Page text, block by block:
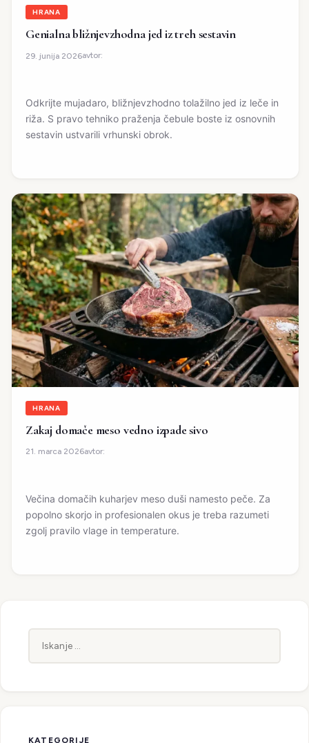
HRANA
Genialna bližnjevzhodna jed iz treh sestavin
29. junija 2026avtor:
Odkrijte mujadaro, bližnjevzhodno tolažilno jed iz leče in
riža. S pravo tehniko praženja čebule boste iz osnovnih
sestavin ustvarili vrhunski obrok.
HRANA
Zakaj domače meso vedno izpade sivo
21. marca 2026avtor:
Večina domačih kuharjev meso duši namesto peče. Za
popolno skorjo in profesionalen okus je treba razumeti
zgolj pravilo vlage in temperature.
KATEGORIJE